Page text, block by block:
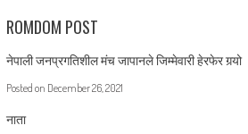
ROMDOM POST
नेपाली जनप्रगतिशील मंच जापानले जिम्मेवारी हेरफेर गर्‍यो
Posted on December 26, 2021
नाता